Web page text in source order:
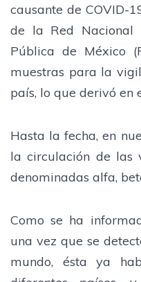
causante de COVID-
de la Red Nacional
Pública de México
muestras para la
país, lo que derivó en
Hasta la fecha, en
la circulación de las
denominadas alfa,
Como se ha
una vez que se
mundo, ésta ya